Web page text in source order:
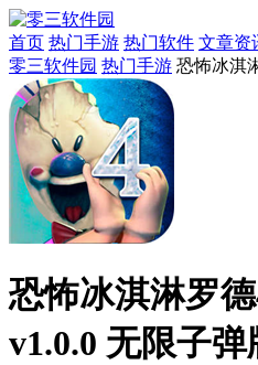
首页 热门手游 热门软件 文章资
零三软件园 热门手游 恐怖冰淇
恐怖冰淇淋罗
v1.0.0 无限子弹